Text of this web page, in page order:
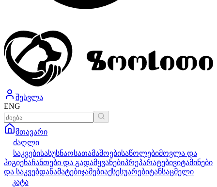
შესვლა
ENG
მთავარი
ძაღლი
საკვებისასუსნაოსათამაშოებისაწოლებიმოვლა და
ჰიგიენაჩანთები და გადამყვანებიპრეპარატებივიტამინები
და საკვებდანამატებიჯამებიაქსესუარებიტანსაცმელი
კატა